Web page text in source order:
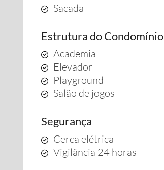
Sacada
Estrutura do Condomínio
Academia
Elevador
Playground
Salão de jogos
Segurança
Cerca elétrica
Vigilância 24 horas